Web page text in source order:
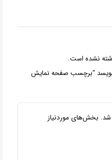
نشده است.
“برچسب صفحه نمایش
شد. بخش‌های موردنیاز